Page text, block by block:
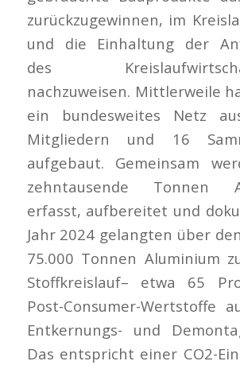
zurückzugewinnen, im
und die Einhaltung der
des
nachzuweisen. Mittlerweile
ein bundesweites Netz
Mitgliedern und 16
aufgebaut. Gemeinsam
zehntausende Tonnen
erfasst, aufbereitet und
Jahr 2024 gelangten über
75.000 Tonnen Aluminium
Stoffkreislauf– etwa 65
Post-Consumer-Wertstoffe
Entkernungs- und
Das entspricht einer CO2-